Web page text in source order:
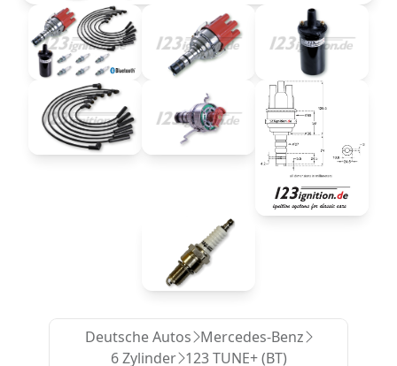
Deutsche Autos Mercedes-Benz
6 Zylinder 123 TUNE+ (BT)